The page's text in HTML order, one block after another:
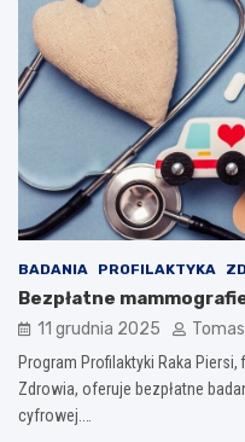
BADANIA PROFILAKTYKA
Bezpłatne
11 grudnia 2025
Program Profilaktyki Raka
Zdrowia, oferuje bezpłatne
cyfrowej.…